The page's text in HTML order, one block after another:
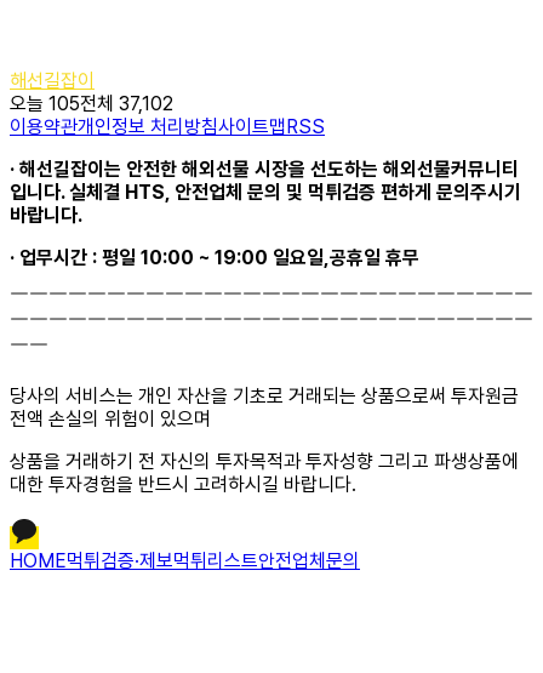
해선길잡이
오늘 105전체 37,102
이용약관개인정보 처리방침사이트맵 RSS
· 해선길잡이는 안전한 해외선물 시장을 선도하는 해외선물커뮤니티
입니다. 실체결 HTS, 안전업체 문의 및 먹튀검증 편하게 문의주시기
바랍니다.
· 업무시간 : 평일 10:00 ~ 19:00 일요일,공휴일 휴무
￣￣￣￣￣￣￣￣￣￣￣￣￣￣￣￣￣￣￣￣￣￣￣￣￣￣￣
￣￣￣￣￣￣￣￣￣￣￣￣￣￣￣￣￣￣￣￣￣￣￣￣￣￣￣
￣￣
당사의 서비스는 개인 자산을 기초로 거래되는 상품으로써 투자원금
전액 손실의 위험이 있으며
상품을 거래하기 전 자신의 투자목적과 투자성향 그리고 파생상품에
대한 투자경험을 반드시 고려하시길 바랍니다.
HOME먹튀검증·제보먹튀리스트안전업체문의